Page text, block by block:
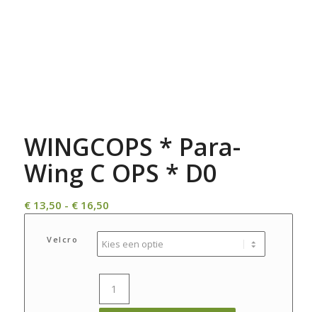
WINGCOPS * Para-
Wing C OPS * D0
€13,50 - €16,50Prijsklasse:
tot
€ 16,50
Velcro